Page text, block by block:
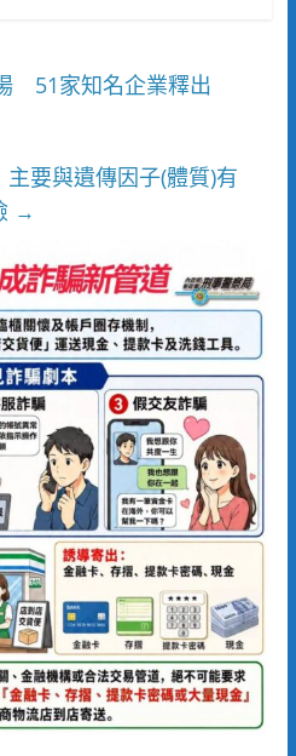
51家知名企業釋出
要與遺傳因子(體質)有
→